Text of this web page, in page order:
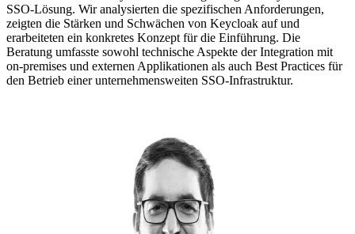
SSO-Lösung. Wir analysierten die spezifischen Anforderungen,
zeigten die Stärken und Schwächen von Keycloak auf und
erarbeiteten ein konkretes Konzept für die Einführung. Die
Beratung umfasste sowohl technische Aspekte der Integration mit
on-premises und externen Applikationen als auch Best Practices für
den Betrieb einer unternehmensweiten SSO-Infrastruktur.